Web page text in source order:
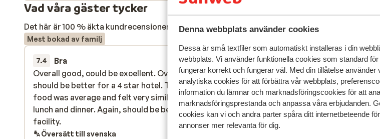
Denna webbplats använder cookies
Dessa är små textfiler som automatiskt installeras i din
webbplats. Vi använder funktionella cookies som standard
fungerar korrekt och fungerar väl. Med din tillåtelse
analytiska cookies för att förbättra vår webbplats,
information du lämnar och marknadsföringscookies för att
marknadsföringsprestanda och anpassa våra erbjudanden.
cookies kan vi och andra parter spåra ditt internetbeteende
annonser mer relevanta för dig.
Vad våra gäster tycker
Det här är 100 % äkta kundrecensioner som verkligen speglar deras upplevelser av vår produkt.
Mest bokad av familj
7.4 Bra
4 apr. 2026
Overall good, could be excellent. Overall cleanliness
should be better for a 4 star hotel. The restaurant
food was average and felt very similar every morning,
lunch and dinner. Again, should be better for a 4 star
facility.
Overall good, could be excellent. Overall cleanliness
should be better for a 4 star hotel. The restaurant
food was average and felt very similar every morning,
lunch and dinner. Again, should be better for a 4 star
facility.
Översätt till svenska
8.9 Fantastisk
Zeer fijn all-inn hotel! De
superleuk, onze kinderen
heen! Enige minpuntje: enkel
nu eenmaal in frankrijk en
toch kunnen communiceren met
Zeer fijn all-inn hotel! De
superleuk, onze kinderen
heen! Enige minpuntje: enkel
nu eenmaal in frankrijk en
toch kunnen communiceren met